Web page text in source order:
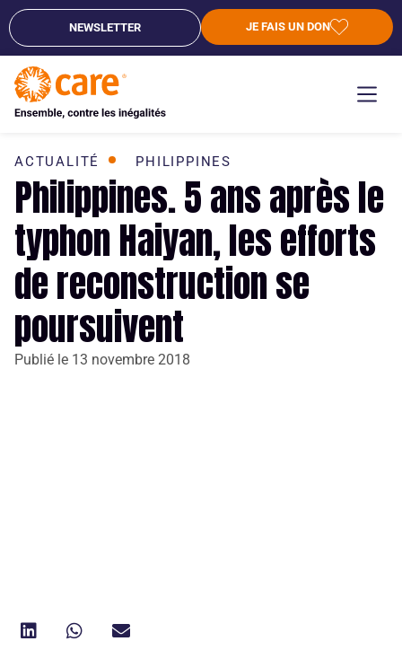
NEWSLETTER JE FAIS UN DON
ACTUALITÉ PHILIPPINES
Philippines. 5 ans après le
typhon Haiyan, les efforts
de reconstruction se
poursuivent
Publié le 13 novembre 2018